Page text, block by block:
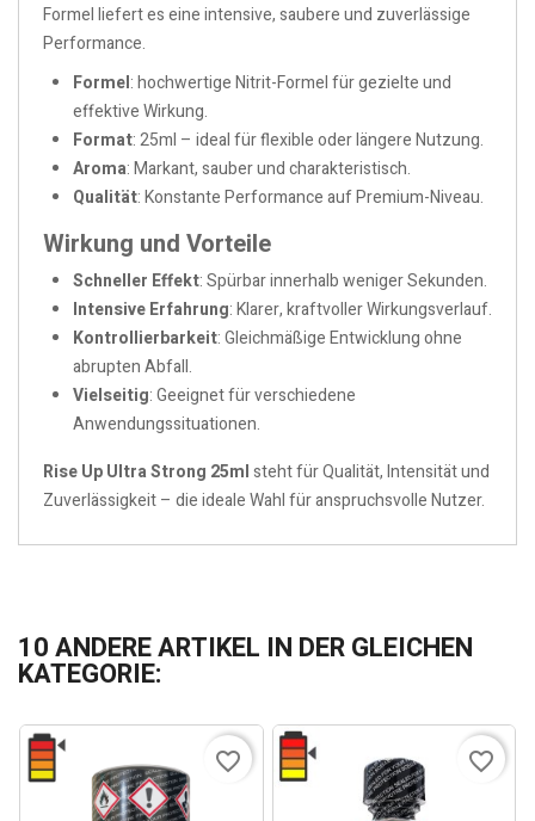
Formel liefert es eine intensive, saubere und zuverlässige
Performance.
Formel: hochwertige Nitrit-Formel für gezielte und
effektive Wirkung.
Format: 25ml – ideal für flexible oder längere Nutzung.
Aroma: Markant, sauber und charakteristisch.
Qualität: Konstante Performance auf Premium-Niveau.
Wirkung und Vorteile
Schneller Effekt: Spürbar innerhalb weniger Sekunden.
Intensive Erfahrung: Klarer, kraftvoller Wirkungsverlauf.
Kontrollierbarkeit: Gleichmäßige Entwicklung ohne
abrupten Abfall.
Vielseitig: Geeignet für verschiedene
Anwendungssituationen.
Rise Up Ultra Strong 25mlsteht für Qualität, Intensität und
Zuverlässigkeit – die ideale Wahl für anspruchsvolle Nutzer.
10 ANDERE ARTIKEL IN DER GLEICHEN
KATEGORIE:
favorite_border favorite_border